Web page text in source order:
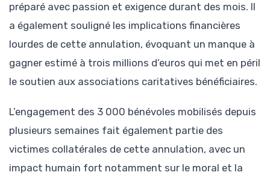
préparé avec passion et exigence durant des mois. Il
a également souligné les implications financières
lourdes de cette annulation, évoquant un manque à
gagner estimé à trois millions d’euros qui met en péril
le soutien aux associations caritatives bénéficiaires.
L’engagement des 3 000 bénévoles mobilisés depuis
plusieurs semaines fait également partie des
victimes collatérales de cette annulation, avec un
impact humain fort notamment sur le moral et la